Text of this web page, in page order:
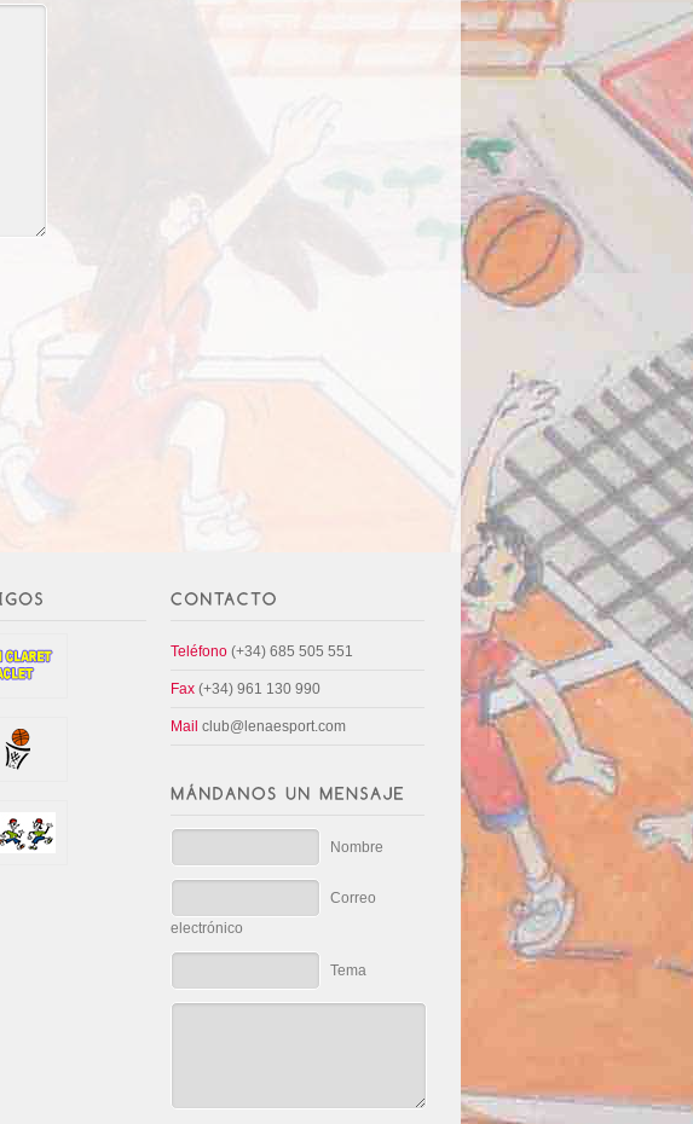
Teléfono (+34) 685 505 551
Fax (+34) 961 130 990
Mail club@lenaesport.com
Nombre
Correo
electrónico
Tema